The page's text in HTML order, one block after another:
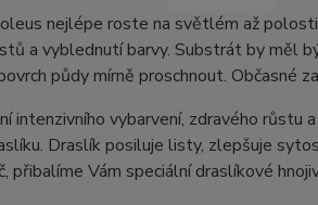
nejlépe roste na světlém až
a vyblednutí barvy. Substrát by měl
půdy mírně proschnout.
intenzivního vybarvení, zdravého
Draslík posiluje listy, zlepšuje
přibalíme Vám speciální draslíkové